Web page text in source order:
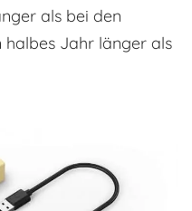
als bei den
halbes Jahr länger als